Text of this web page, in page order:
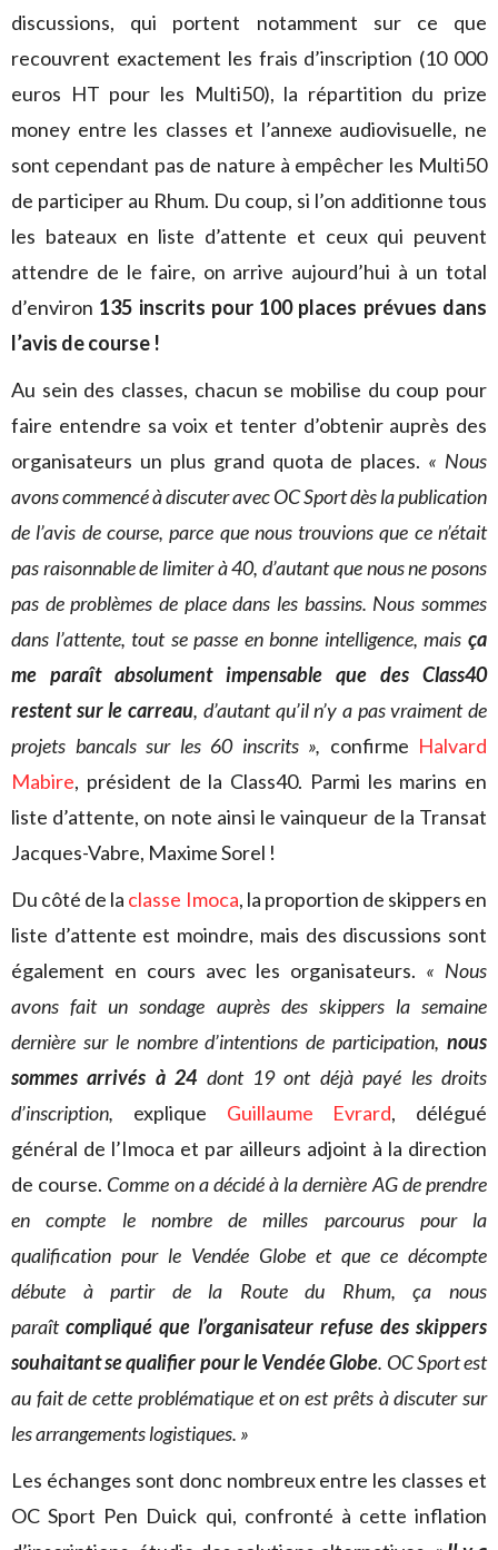
discussions, qui portent notamment sur ce que
recouvrent exactement les frais d’inscription (10 000
euros HT pour les Multi50), la répartition du prize
money entre les classes et l’annexe audiovisuelle, ne
sont cependant pas de nature à empêcher les Multi50
de participer au Rhum. Du coup, si l’on additionne tous
les bateaux en liste d’attente et ceux qui peuvent
attendre de le faire, on arrive aujourd’hui à un total
d’environ 135 inscrits pour 100 places prévues dans
l’avis de course !
Au sein des classes, chacun se mobilise du coup pour
faire entendre sa voix et tenter d’obtenir auprès des
organisateurs un plus grand quota de places. « Nous
avons commencé à discuter avec OC Sport dès la publication
de l’avis de course, parce que nous trouvions que ce n’était
pas raisonnable de limiter à 40, d’autant que nous ne posons
pas de problèmes de place dans les bassins. Nous sommes
dans l’attente, tout se passe en bonne intelligence, mais ça
me paraît absolument impensable que des Class40
restent sur le carreau, d’autant qu’il n’y a pas vraiment de
projets bancals sur les 60 inscrits », confirme Halvard
Mabire, président de la Class40. Parmi les marins en
liste d’attente, on note ainsi le vainqueur de la Transat
Jacques-Vabre, Maxime Sorel !
Du côté de la classe Imoca, la proportion de skippers en
liste d’attente est moindre, mais des discussions sont
également en cours avec les organisateurs. « Nous
avons fait un sondage auprès des skippers la semaine
dernière sur le nombre d’intentions de participation, nous
sommes arrivés à 24dont 19 ont déjà payé les droits
d’inscription, explique Guillaume Evrard, délégué
général de l’Imoca et par ailleurs adjoint à la direction
de course. Comme on a décidé à la dernière AG de prendre
en compte le nombre de milles parcourus pour la
qualification pour le Vendée Globe et que ce décompte
débute à partir de la Route du Rhum, ça nous
paraîtcompliqué que l’organisateur refuse des skippers
souhaitant se qualifier pour le Vendée Globe. OC Sport est
au fait de cette problématique et on est prêts à discuter sur
les arrangements logistiques. »
Les échanges sont donc nombreux entre les classes et
OC Sport Pen Duick qui, confronté à cette inflation